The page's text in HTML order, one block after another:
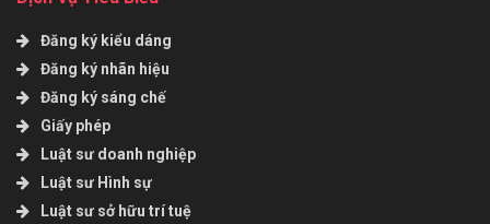
Đăng ký kiểu dáng
Đăng ký nhãn hiệu
Đăng ký sáng chế
Giấy phép
Luật sư doanh nghiệp
Luật sư Hình sự
Luật sư sở hữu trí tuệ